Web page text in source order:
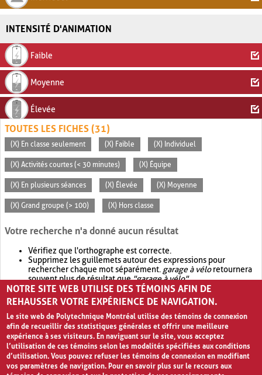
INTENSITÉ D'ANIMATION
Faible
Moyenne
Élevée
TOUTES LES FICHES (31)
(X) En classe seulement (X) Faible (X) Individuel
(X) Activités courtes (< 30 minutes) (X) Équipe
(X) En plusieurs séances (X) Élevée (X) Moyenne
(X) Grand groupe (> 100) (X) Hors classe
Votre recherche n'a donné aucun résultat
Vérifiez que l'orthographe est correcte.
Supprimez les guillemets autour des expressions pour
rechercher chaque mot séparément. garage à véloretournera
souvent plus de résultat que"garage à vélo".
Envisagez d'élargir votre recherche avec OR.garage OR vélo
retournera souvent plus de résultat quegarage à vélo
NOTRE SITE WEB UTILISE DES TÉMOINS AFIN DE
REHAUSSER VOTRE EXPÉRIENCE DE NAVIGATION.
Le site web de Polytechnique Montréal utilise des témoins de connexion
afin de recueillir des statistiques générales et offrir une meilleure
expérience à ses visiteurs. En naviguant sur le site, vous acceptez
l’utilisation de ces témoins selon les modalités spécifiées aux conditions
d’utilisation. Vous pouvez refuser les témoins de connexion en modifiant
vos paramètres de navigation. Pour en savoir plus sur le recours aux